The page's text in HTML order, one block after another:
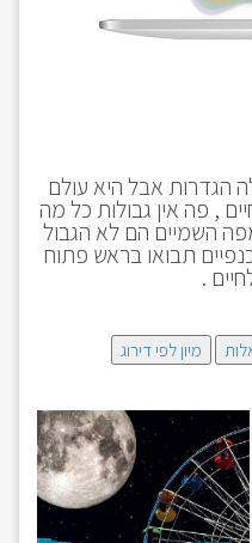
הגדרות אבל היא עולם
, פה אין גבולות כל מה
השמיים הם לא הגבול
תבואו בראש פתוח
.
מיון לפי דירוג